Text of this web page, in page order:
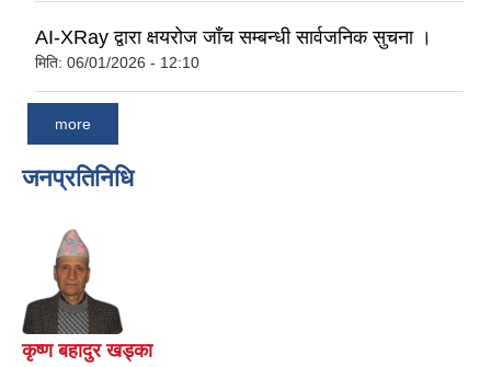
AI-XRay द्वारा क्षयरोज जाँच सम्बन्धी सार्वजनिक सुचना ।
मिति: 06/01/2026 - 12:10
more
जनप्रतिनिधि
कृष्ण बहादुर खड्का